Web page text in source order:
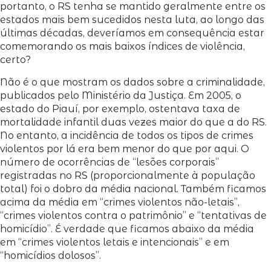
portanto, o RS tenha se mantido geralmente entre os
estados mais bem sucedidos nesta luta, ao longo das
últimas décadas, deveríamos em consequência estar
comemorando os mais baixos índices de violência,
certo?
Não é o que mostram os dados sobre a criminalidade,
publicados pelo Ministério da Justiça. Em 2005, o
estado do Piauí, por exemplo, ostentava taxa de
mortalidade infantil duas vezes maior do que a do RS.
No entanto, a incidência de todos os tipos de crimes
violentos por lá era bem menor do que por aqui. O
número de ocorrências de “lesões corporais”
registradas no RS (proporcionalmente à população
total) foi o dobro da média nacional. Também ficamos
acima da média em “crimes violentos não-letais”,
“crimes violentos contra o patrimônio” e “tentativas de
homicídio”. É verdade que ficamos abaixo da média
em “crimes violentos letais e intencionais” e em
“homicídios dolosos”.